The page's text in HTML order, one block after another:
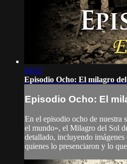
04:02
Episodio Ocho: El milagro
Episodio Ocho: El
En el episodio ocho de nuestra
el mundo», el Milagro del Sol
detallado, incluyendo
quienes lo presenciaron y lo